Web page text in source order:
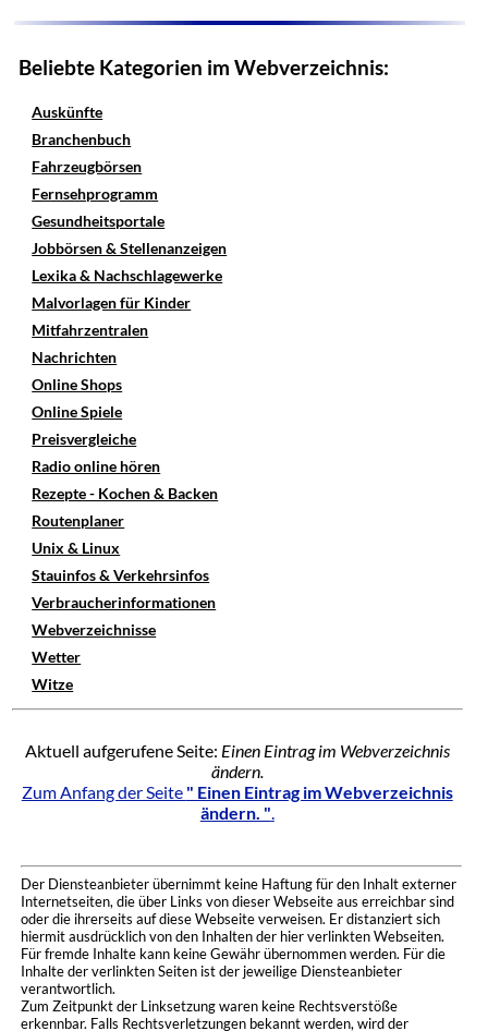
Beliebte Kategorien im Webverzeichnis:
Auskünfte
Branchenbuch
Fahrzeugbörsen
Fernsehprogramm
Gesundheitsportale
Jobbörsen & Stellenanzeigen
Lexika & Nachschlagewerke
Malvorlagen für Kinder
Mitfahrzentralen
Nachrichten
Online Shops
Online Spiele
Preisvergleiche
Radio online hören
Rezepte - Kochen & Backen
Routenplaner
Unix & Linux
Stauinfos & Verkehrsinfos
Verbraucherinformationen
Webverzeichnisse
Wetter
Witze
Aktuell aufgerufene Seite: Einen Eintrag im Webverzeichnis
ändern.
Zum Anfang der Seite " Einen Eintrag im Webverzeichnis
ändern. ".
Der Diensteanbieter übernimmt keine Haftung für den Inhalt externer
Internetseiten, die über Links von dieser Webseite aus erreichbar sind
oder die ihrerseits auf diese Webseite verweisen. Er distanziert sich
hiermit ausdrücklich von den Inhalten der hier verlinkten Webseiten.
Für fremde Inhalte kann keine Gewähr übernommen werden. Für die
Inhalte der verlinkten Seiten ist der jeweilige Diensteanbieter
verantwortlich.
Zum Zeitpunkt der Linksetzung waren keine Rechtsverstöße
erkennbar. Falls Rechtsverletzungen bekannt werden, wird der